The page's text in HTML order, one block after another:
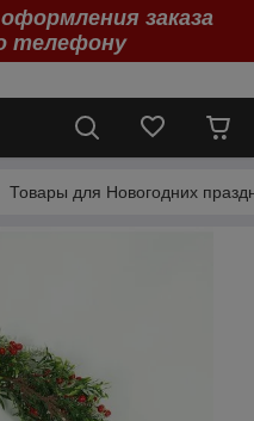
заказа
телефону
Товары для Новогодних